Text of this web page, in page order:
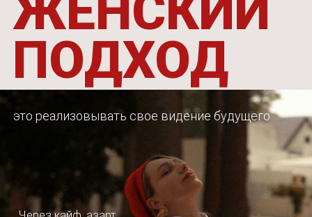
больше удовольствия =
БОЛЬШЕ ДЕНЕГ
Но здесь мы встречаем
СОПРОТИВЛЕНИЕ